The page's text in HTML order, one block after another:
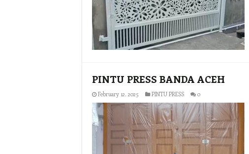
PINTU PRESS BANDA ACEH
February 12, 2025 PINTU PRESS 0